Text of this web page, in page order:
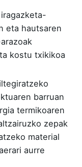
eta hautsaren
kostu txikikoa
barruan
termikoaren
zepak
material
aurre